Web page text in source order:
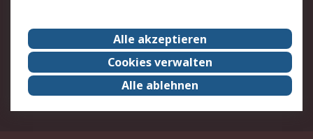
RS weltweit
Karriere bei RS
Nachhaltigkeit
Qualität/Umwelt/ZertifikatePresse-Center
Event-Center
Alle akzeptieren
Cookies verwalten
Alle ablehnen